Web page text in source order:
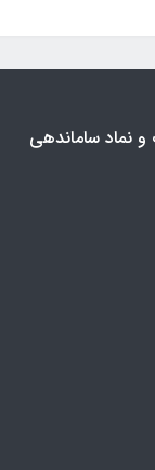
و نماد ساماندهی